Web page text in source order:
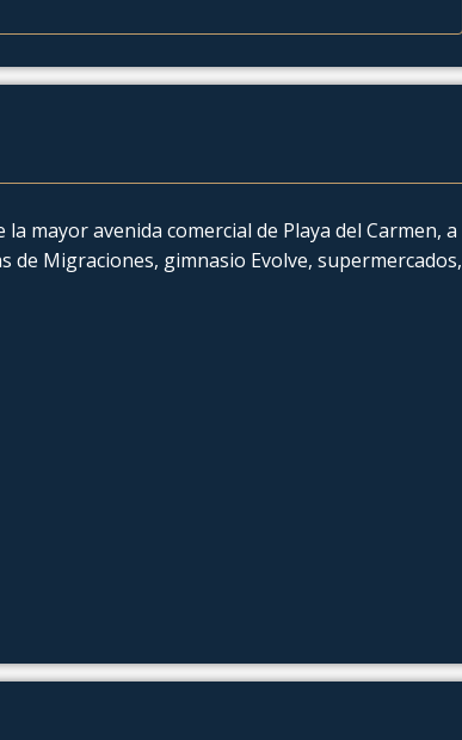
mayor avenida comercial de Playa del Carmen, a
de Migraciones, gimnasio Evolve, supermercados,